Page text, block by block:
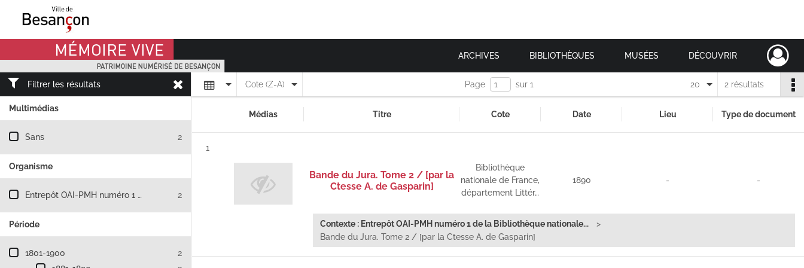
Mémoire Vive patrimoine numérisé de Besançon ARCHIVES BIBLIOTHÈQUES MUSÉES DÉCOUVRIR
Filtrer les résultats
Multimédias
Filtre les résultats par : Multimédias
Sans 2
Organisme
Filtre les résultats par : Organisme
Entrepôt OAI-PMH numéro 1 de la Bibliothèque nationale de France : collections numériques
2
Période
Filtre les résultats par : Période
1801-1900
2
AffichageCote (Z-A) Page sur 1 2 résultats
20
Médias Titre Cote Date Lieu Type de document
Résultat n°
1
Bande du Jura. Tome 2 / [par la
Ctesse A. de Gasparin]
Bibliothèque
nationale de France,
département Littér…
1890 - -
Contexte : Entrepôt OAI-PMH numéro 1 de la Bibliothèque nationale...
Bande du Jura. Tome 2 / [par la Ctesse A. de Gasparin]